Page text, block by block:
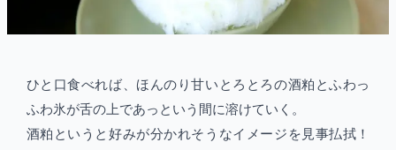
ひと口食べれば、ほんのり甘いとろとろの酒粕とふわっ
ふわ氷が舌の上であっという間に溶けていく。
酒粕というと好みが分かれそうなイメージを見事払拭！